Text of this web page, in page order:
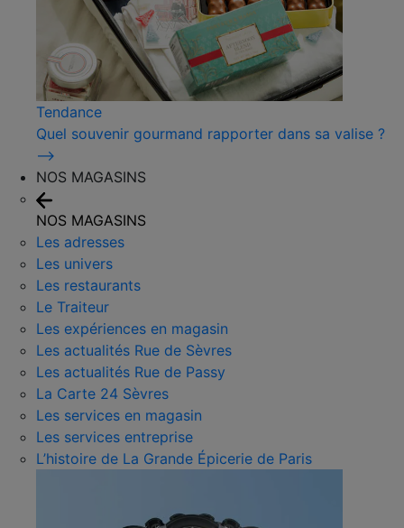
Tendance
Quel souvenir gourmand rapporter dans sa valise ?
⟶
NOS MAGASINS
NOS MAGASINS
Les adresses
Les univers
Les restaurants
Le Traiteur
Les expériences en magasin
Les actualités Rue de Sèvres
Les actualités Rue de Passy
La Carte 24 Sèvres
Les services en magasin
Les services entreprise
L’histoire de La Grande Épicerie de Paris